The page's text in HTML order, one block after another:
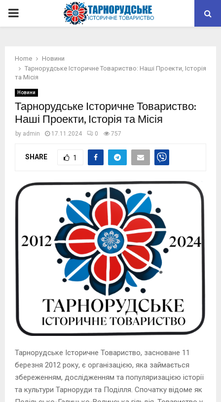
PRIMARY
Home
Новини
Тарнорудське Історичне Товариство: Наші Проекти, Історія
та Місія
Новини
Тарнорудське Історичне Товариство:
Наші Проекти, Історія та Місія
by admin 17.11.2024 0 757
SHARE 1
Тарнорудське Історичне Товариство, засноване 11
березня 2012 року, є організацією, яка займається
збереженням, дослідженням та популяризацією історії
та культури Тарноруди та Поділля. Спочатку відоме як